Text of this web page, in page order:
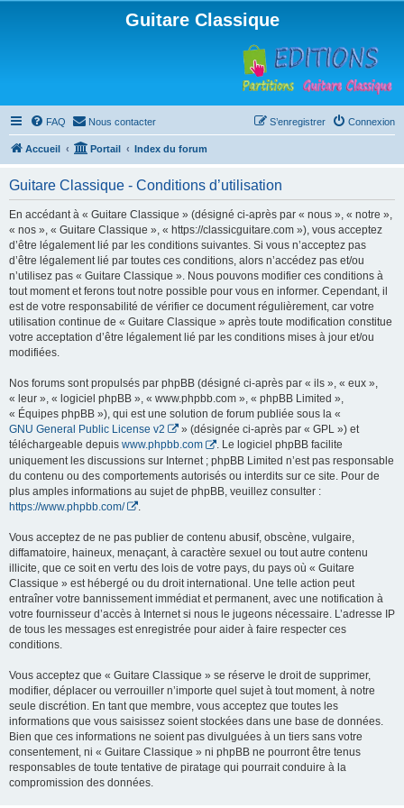
Guitare Classique
FAQ Nous contacter Connexion
S’enregistrer
Accueil Portail Index du forum
Guitare Classique - Conditions d’utilisation
En accédant à « Guitare Classique » (désigné ci-après par « nous », « notre »,
« nos », « Guitare Classique », « https://classicguitare.com »), vous acceptez
d’être légalement lié par les conditions suivantes. Si vous n’acceptez pas
d’être légalement lié par toutes ces conditions, alors n’accédez pas et/ou
n’utilisez pas « Guitare Classique ». Nous pouvons modifier ces conditions à
tout moment et ferons tout notre possible pour vous en informer. Cependant, il
est de votre responsabilité de vérifier ce document régulièrement, car votre
utilisation continue de « Guitare Classique » après toute modification constitue
votre acceptation d’être légalement lié par les conditions mises à jour et/ou
modifiées.
Nos forums sont propulsés par phpBB (désigné ci-après par « ils », « eux »,
« leur », « logiciel phpBB », « www.phpbb.com », « phpBB Limited »,
« Équipes phpBB »), qui est une solution de forum publiée sous la «
GNU General Public License v2
» (désignée ci-après par « GPL ») et
téléchargeable depuis www.phpbb.com
. Le logiciel phpBB facilite
uniquement les discussions sur Internet ; phpBB Limited n’est pas responsable
du contenu ou des comportements autorisés ou interdits sur ce site. Pour de
plus amples informations au sujet de phpBB, veuillez consulter :
https://www.phpbb.com/
Vous acceptez de ne pas publier de contenu abusif, obscène, vulgaire,
diffamatoire, haineux, menaçant, à caractère sexuel ou tout autre contenu
illicite, que ce soit en vertu des lois de votre pays, du pays où « Guitare
Classique » est hébergé ou du droit international. Une telle action peut
entraîner votre bannissement immédiat et permanent, avec une notification à
votre fournisseur d’accès à Internet si nous le jugeons nécessaire. L’adresse IP
de tous les messages est enregistrée pour aider à faire respecter ces
conditions.
Vous acceptez que « Guitare Classique » se réserve le droit de supprimer,
modifier, déplacer ou verrouiller n’importe quel sujet à tout moment, à notre
seule discrétion. En tant que membre, vous acceptez que toutes les
informations que vous saisissez soient stockées dans une base de données.
Bien que ces informations ne soient pas divulguées à un tiers sans votre
consentement, ni « Guitare Classique » ni phpBB ne pourront être tenus
responsables de toute tentative de piratage qui pourrait conduire à la
compromission des données.